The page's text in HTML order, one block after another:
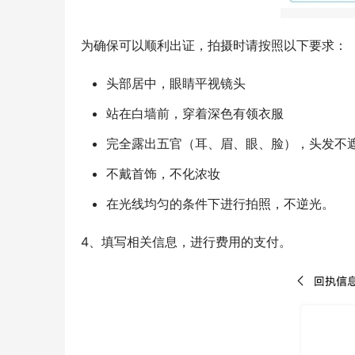
为确保可以顺利出证，拍摄时请按照以下要求：
头部居中，眼睛平视镜头
站在白墙前，穿着深色有领衣服
完全露出五官（耳、眉、眼、脸），头发不
不戴首饰，不化浓妆
在光线均匀的条件下进行拍照，不逆光。
4、填写相关信息，进行费用的支付。